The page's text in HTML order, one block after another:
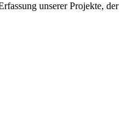
unserer Projekte, der